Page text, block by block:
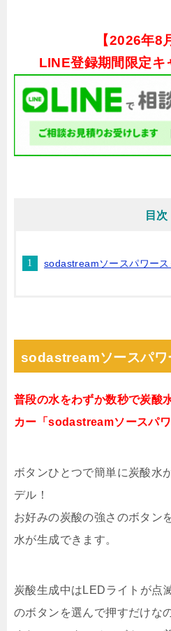
【2026年8
LINE登録期間限定キ
目次
sodastreamソースパワース
sodastreamソースパワ
普段の水をわずか数秒で炭酸
カー「sodastreamソースパ
ボタンひとつで簡単に炭酸水
デル！
お好みの炭酸の強さのボタン
水が生成できます。
炭酸生成中はLEDライトが点
のボタンを選んで押すだけな